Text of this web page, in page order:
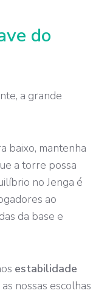
do
a grande
baixo, mantenha
a torre possa
no Jenga é
ao
da base e
estabilidade
nossas escolhas